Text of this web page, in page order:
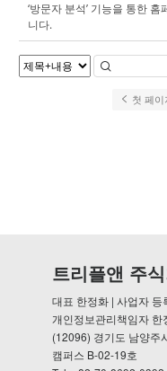
‘방문자 분석’ 기능을 통한
니다.
첫 페이
트리플앤 주
대표 한정화 | 사업자
개인정보관리책임자 한
(12096) 경기도 남양주
캠퍼스 B-02-19호